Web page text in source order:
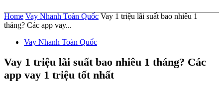
Home Vay Nhanh Toàn Quốc Vay 1 triệu lãi suất bao nhiêu 1
tháng? Các app vay...
Vay Nhanh Toàn Quốc
Vay 1 triệu lãi suất bao nhiêu 1 tháng? Các
app vay 1 triệu tốt nhất